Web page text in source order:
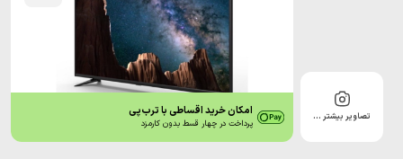
تصاویر بیشتر … امکان خرید اقساطی با ترب‌پی
پرداخت در چهار قسط بدون کارمزد